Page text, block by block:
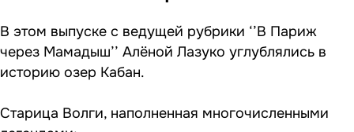
В этом выпуске с ведущей рубрики ‘’В Париж
через Мамадыш’’ Алёной Лазуко углублялись в
историю озер Кабан.
Старица Волги, наполненная многочисленными